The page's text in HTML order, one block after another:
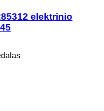
elektrinio